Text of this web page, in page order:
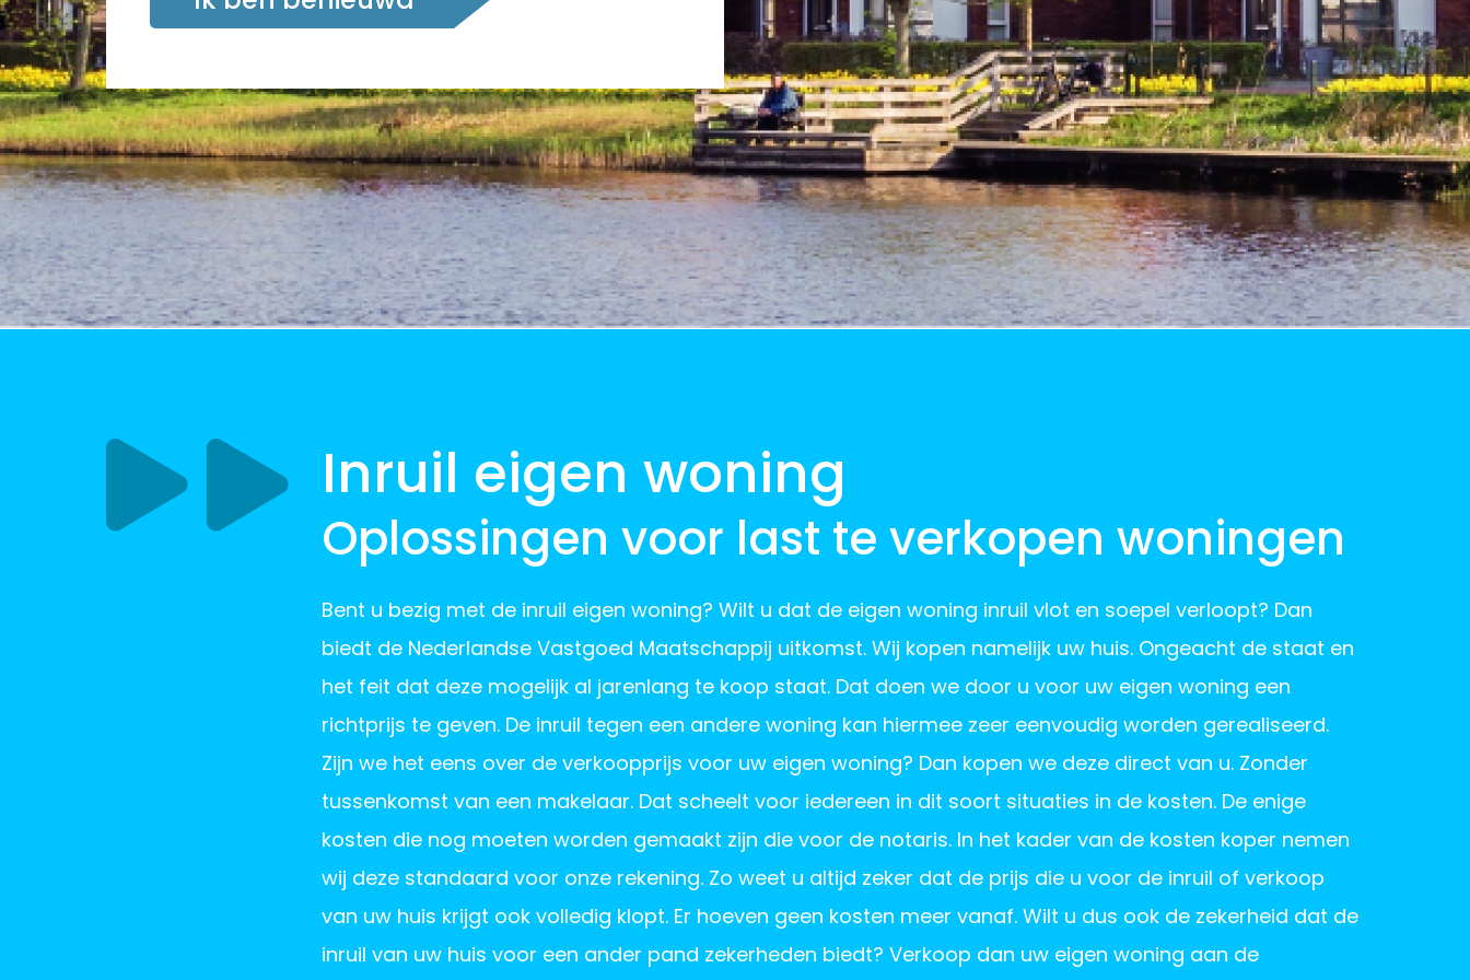
Inruil eigen woning
Oplossingen voor last te verkopen woningen
Bent u bezig met de inruil eigen woning? Wilt u dat de eigen woning inruil vlot en soepel verloopt? Dan
biedt de Nederlandse Vastgoed Maatschappij uitkomst. Wij kopen namelijk uw huis. Ongeacht de staat en
het feit dat deze mogelijk al jarenlang te koop staat. Dat doen we door u voor uw eigen woning een
richtprijs te geven. De inruil tegen een andere woning kan hiermee zeer eenvoudig worden gerealiseerd.
Zijn we het eens over de verkoopprijs voor uw eigen woning? Dan kopen we deze direct van u. Zonder
tussenkomst van een makelaar. Dat scheelt voor iedereen in dit soort situaties in de kosten. De enige
kosten die nog moeten worden gemaakt zijn die voor de notaris. In het kader van de kosten koper nemen
wij deze standaard voor onze rekening. Zo weet u altijd zeker dat de prijs die u voor de inruil of verkoop
van uw huis krijgt ook volledig klopt. Er hoeven geen kosten meer vanaf. Wilt u dus ook de zekerheid dat de
inruil van uw huis voor een ander pand zekerheden biedt? Verkoop dan uw eigen woning aan de